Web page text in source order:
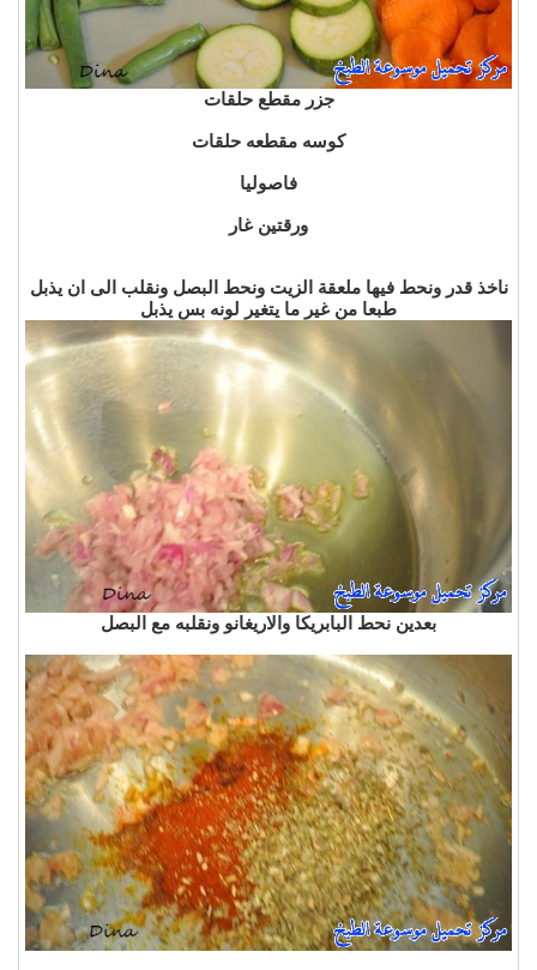
جزر مقطع حلقات
كوسه مقطعه حلقات
فاصوليا
ورقتين غار
ناخذ قدر ونحط فيها ملعقة الزيت ونحط البصل ونقلب الى ان يذبل
طبعا من غير ما يتغير لونه بس يذبل
بعدين نحط البابريكا والاريغانو ونقلبه مع البصل